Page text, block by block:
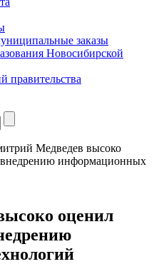
заказы
Новосибирской
правительства
Медведев высоко
внедрению информационных
оценил